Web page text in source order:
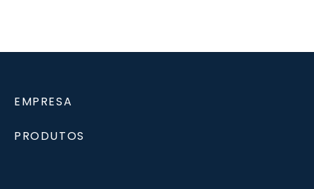
EMPRESA
PRODUTOS